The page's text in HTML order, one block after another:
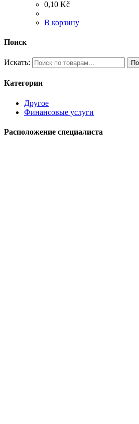
0,10 Kč
В корзину
Поиск
Искать:
Категории
Другое
Финансовые услуги
Расположение специалиста